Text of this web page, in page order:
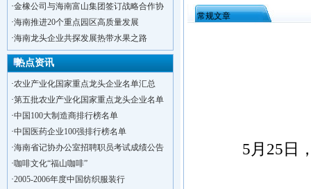
·金橡公司与海南富山集团签订战略合作协
·海南推进20个重点园区高质量发展
·海南龙头企业共探发展热带水果之路
热点资讯
·农业产业化国家重点龙头企业名单汇总
·第五批农业产业化国家重点龙头企业名单
·中国100大制造商排行榜名单
·中国医药企业100强排行榜名单
·海南省记协办公室招聘职员考试成绩公告
·咖啡文化“福山咖啡”
·2005-2006年度中国纺织服装行
常规文章
5月25日，